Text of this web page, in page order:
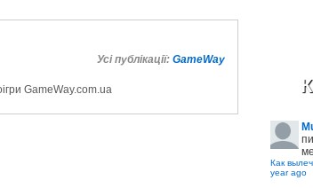
Усі публікації: GameWay
GameWay.com.ua
Как
year ago